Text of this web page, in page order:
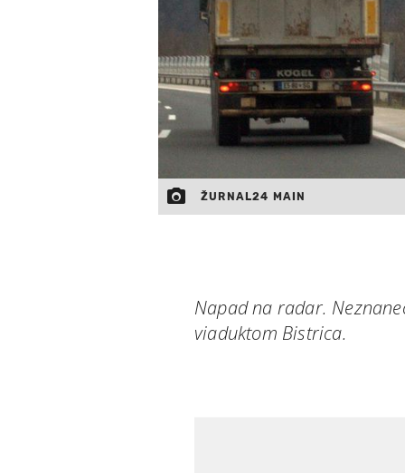
ŽURNAL24 MAIN
Napad na radar.
viaduktom Bistrica.